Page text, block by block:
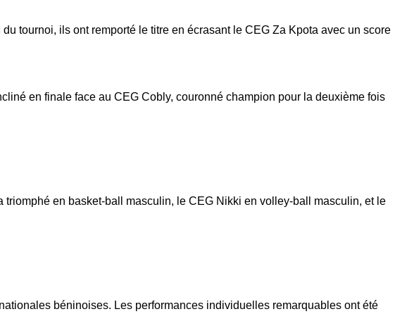
tournoi, ils ont remporté le titre en écrasant le CEG Za Kpota avec un score
en finale face au CEG Cobly, couronné champion pour la deuxième fois
en basket-ball masculin, le CEG Nikki en volley-ball masculin, et le
béninoises. Les performances individuelles remarquables ont été